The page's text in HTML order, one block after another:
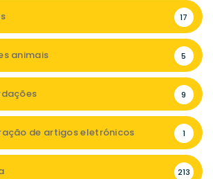
17
animais 5
9
de artigos eletrónicos 1
213